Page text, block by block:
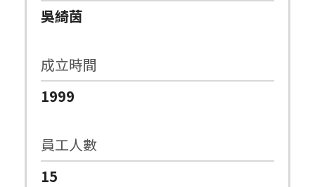
吳綺茵
成立時間
1999
員工人數
15